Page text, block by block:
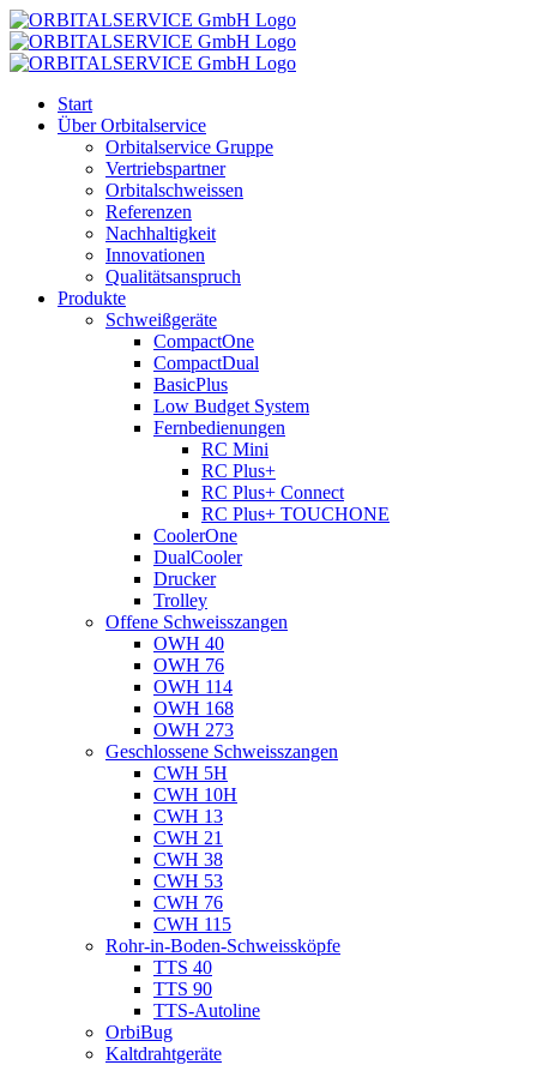
Zum
Inhalt
springen
Start
Über Orbitalservice
Orbitalservice Gruppe
Vertriebspartner
Orbital­schweissen
Referenzen
Nachhaltigkeit
Innovationen
Qualitätsanspruch
Produkte
Schweißgeräte
CompactOne
CompactDual
BasicPlus
Low Budget System
Fernbedienungen
RC Mini
RC Plus+
RC Plus+ Connect
RC Plus+ TOUCHONE
CoolerOne
DualCooler
Drucker
Trolley
Offene Schweisszangen
OWH 40
OWH 76
OWH 114
OWH 168
OWH 273
Geschlossene Schweisszangen
CWH 5H
CWH 10H
CWH 13
CWH 21
CWH 38
CWH 53
CWH 76
CWH 115
Rohr-in-Boden-Schweissköpfe
TTS 40
TTS 90
TTS-Autoline
OrbiBug
Kaltdrahtgeräte